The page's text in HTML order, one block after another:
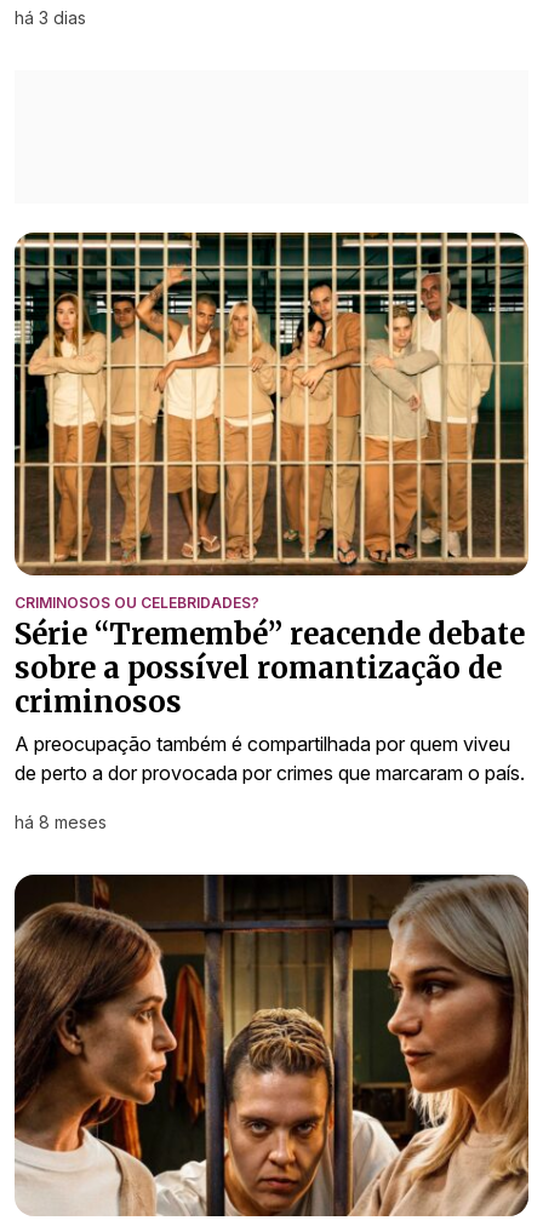
há 3 dias
CRIMINOSOS OU CELEBRIDADES?
Série “Tremembé” reacende debate
sobre a possível romantização de
criminosos
A preocupação também é compartilhada por quem viveu
de perto a dor provocada por crimes que marcaram o país.
há 8 meses